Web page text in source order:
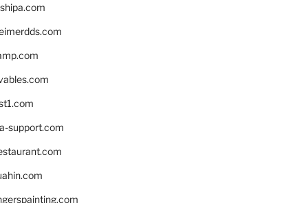
support.com